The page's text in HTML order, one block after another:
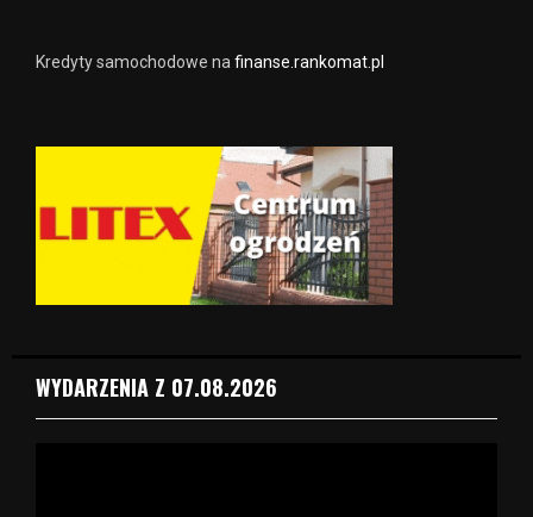
Kredyty samochodowe na finanse.rankomat.pl
WYDARZENIA Z 07.08.2026